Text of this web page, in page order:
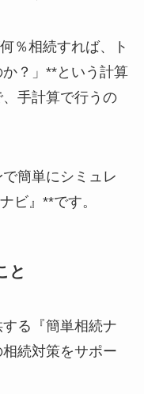
％相続すれば、ト
？」**という計算
手計算で行うの
簡単にシミュレ
ビ』**です。
と
る『簡単相続ナ
続対策をサポー